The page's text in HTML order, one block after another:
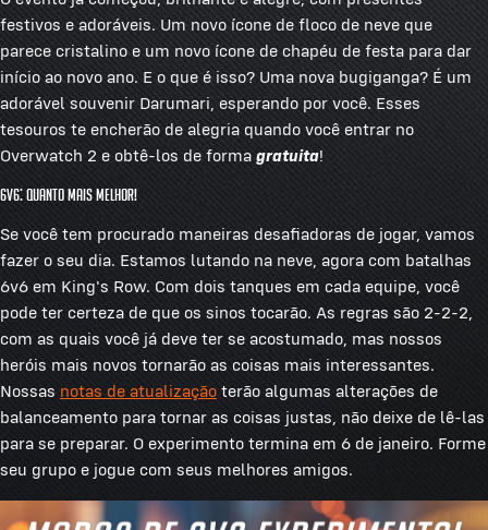
festivos e adoráveis. Um novo ícone de floco de neve que
parece cristalino e um novo ícone de chapéu de festa para dar
início ao novo ano. E o que é isso? Uma nova bugiganga? É um
adorável souvenir Darumari, esperando por você. Esses
tesouros te encherão de alegria quando você entrar no
Overwatch 2 e obtê-los de forma gratuita!
6v6: Quanto Mais Melhor!
Se você tem procurado maneiras desafiadoras de jogar, vamos
fazer o seu dia. Estamos lutando na neve, agora com batalhas
6v6 em King's Row. Com dois tanques em cada equipe, você
pode ter certeza de que os sinos tocarão. As regras são 2-2-2,
com as quais você já deve ter se acostumado, mas nossos
heróis mais novos tornarão as coisas mais interessantes.
Nossas notas de atualização terão algumas alterações de
balanceamento para tornar as coisas justas, não deixe de lê-las
para se preparar. O experimento termina em 6 de janeiro. Forme
seu grupo e jogue com seus melhores amigos.